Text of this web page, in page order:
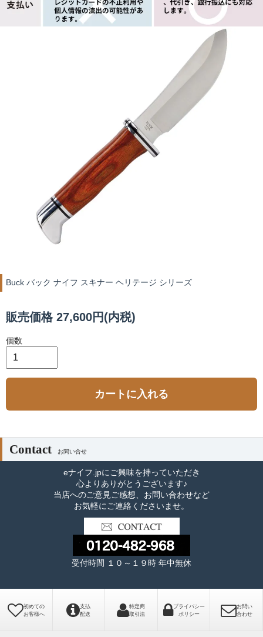
Buck バック ナイフ スキナー ヘリテージ シリーズ
販売価格 27,600円(内税)
個数
カートに入れる
Contact お問い合せ
eナイフ.jpにご興味を持っていただき
心よりありがとうございます♪
当店へのご意見ご感想、お問い合わせなど
お気軽にご連絡くださいませ。
受付時間 １０～１９時 年中無休
初めての
お客様へ
支払
配送
特定商
取引法
プライバシー
ポリシー
お問い
合わせ